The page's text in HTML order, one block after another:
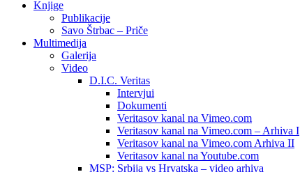
Knjige
Publikacije
Savo Štrbac – Priče
Multimedija
Galerija
Video
D.I.C. Veritas
Intervjui
Dokumenti
Veritasov kanal na Vimeo.com
Veritasov kanal na Vimeo.com – Arhiva I
Veritasov kanal na Vimeo.com Arhiva II
Veritasov kanal na Youtube.com
MSP: Srbija vs Hrvatska – video arhiva